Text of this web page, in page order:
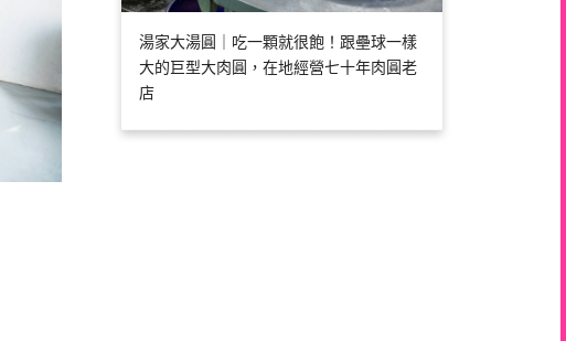
湯家大湯圓｜吃一顆就很飽！跟壘球一樣
大的巨型大肉圓，在地經營七十年肉圓老
店